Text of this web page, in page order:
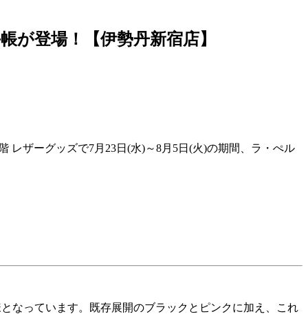
登場！【伊勢丹新宿店】
レザーグッズで7月23日(水)～8月5日(火)の期間、ラ・ぺル
なっています。既存展開のブラックとピンクに加え、これ